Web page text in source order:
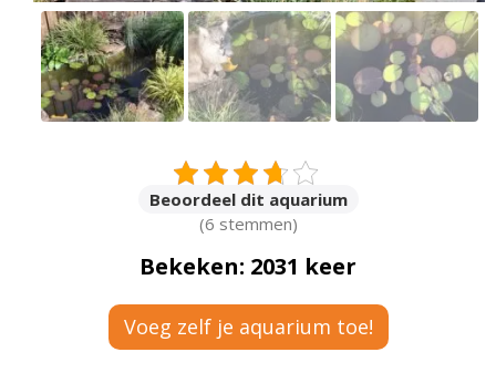
Beoordeel dit aquarium
(6 stemmen)
Bekeken: 2031 keer
Voeg zelf je aquarium toe!